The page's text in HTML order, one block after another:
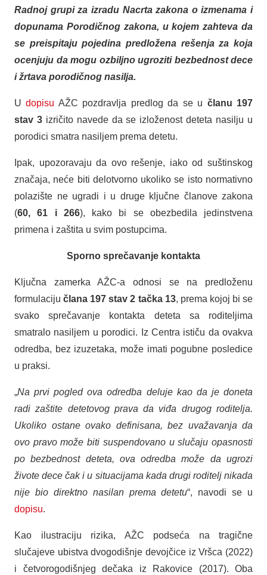
Radnoj grupi za izradu Nacrta zakona o izmenama i
dopunama Porodičnog zakona, u kojem zahteva da
se preispitaju pojedina predložena rešenja za koja
ocenjuju da mogu ozbiljno ugroziti bezbednost dece
i žrtava porodičnog nasilja.
Udopisu AŽC pozdravlja predlog da se u članu 197
stav 3izričito navede da se izloženost deteta nasilju u
porodici smatra nasiljem prema detetu.
Ipak, upozoravaju da ovo rešenje, iako od suštinskog
značaja, neće biti delotvorno ukoliko se isto normativno
polazište ne ugradi i u druge ključne članove zakona
(60, 61 i 266), kako bi se obezbedila jedinstvena
primena i zaštita u svim postupcima.
Sporno sprečavanje kontakta
Ključna zamerka AŽC-a odnosi se na predloženu
formulacijučlana 197 stav 2 tačka 13, prema kojoj bi se
svako sprečavanje kontakta deteta sa roditeljima
smatralo nasiljem u porodici. Iz Centra ističu da ovakva
odredba, bez izuzetaka, može imati pogubne posledice
u praksi.
„Na prvi pogled ova odredba deluje kao da je doneta
radi zaštite detetovog prava da viđa drugog roditelja.
Ukoliko ostane ovako definisana, bez uvažavanja da
ovo pravo može biti suspendovano u slučaju opasnosti
po bezbednost deteta, ova odredba može da ugrozi
živote dece čak i u situacijama kada drugi roditelj nikada
nije bio direktno nasilan prema detetu“, navodi se u
dopisu.
Kao ilustraciju rizika, AŽC podseća na tragične
slučajeve ubistva dvogodišnje devojčice iz Vršca (2022)
i četvorogodišnjeg dečaka iz Rakovice (2017). Oba